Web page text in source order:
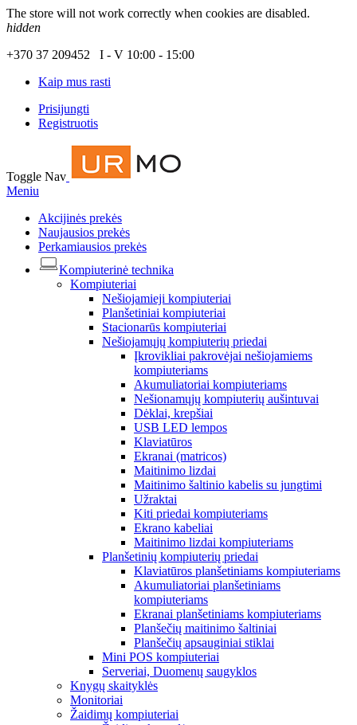
The store will not work correctly when cookies are disabled.
hidden
+370 37 209452 I - V 10:00 - 15:00
Kaip mus rasti
Prisijungti
Registruotis
Toggle Nav
Meniu
Akcijinės prekės
Naujausios prekės
Perkamiausios prekės
Kompiuterinė technika
Kompiuteriai
Nešiojamieji kompiuteriai
Planšetiniai kompiuteriai
Stacionarūs kompiuteriai
Nešiojamųjų kompiuterių priedai
Įkrovikliai pakrovėjai nešiojamiems
kompiuteriams
Akumuliatoriai kompiuteriams
Nešionamųjų kompiuterių aušintuvai
Dėklai, krepšiai
USB LED lempos
Klaviatūros
Ekranai (matricos)
Maitinimo lizdai
Maitinimo šaltinio kabelis su jungtimi
Užraktai
Kiti priedai kompiuteriams
Ekrano kabeliai
Maitinimo lizdai kompiuteriams
Planšetinių kompiuterių priedai
Klaviatūros planšetiniams kompiuteriams
Akumuliatoriai planšetiniams
kompiuteriams
Ekranai planšetiniams kompiuteriams
Planšečių maitinimo šaltiniai
Planšečių apsauginiai stiklai
Mini POS kompiuteriai
Serveriai, Duomenų saugyklos
Knygų skaityklės
Monitoriai
Žaidimų kompiuteriai